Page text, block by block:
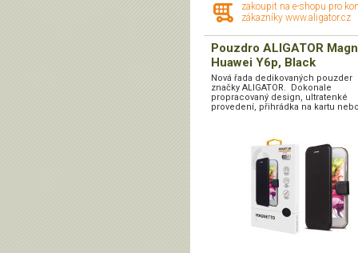
zakoupit na e-shopu pro
zákazníky www.aligator.cz
Pouzdro ALIGATOR
Huawei Y6p, Black
Nová řada dedikovaných pouzder
značky ALIGATOR. Dokonale
propracovaný design, ultratenké
provedení, přihrádka na kartu